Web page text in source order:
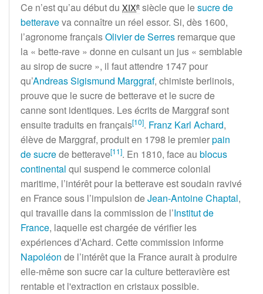
Ce n’est qu’au début du XIXe siècleque lesucre de
betteraveva connaître un réel essor. Si, dès 1600,
l’agronome françaisOlivier de Serres remarque que
la « bette-rave » donne en cuisant un jus « semblable
au sirop de sucre », il faut attendre 1747 pour
qu’Andreas Sigismund Marggraf, chimiste berlinois,
prouve que le sucre de betterave et le sucre de
canne sont identiques. Les écrits de Marggraf sont
ensuite traduits en français[10]. Franz Karl Achard,
élève de Marggraf, produit en 1798 le premierpain
de sucrede betterave[11]. En 1810, face au blocus
continental qui suspend le commerce colonial
maritime, l’intérêt pour la betterave est soudain ravivé
en France sous l’impulsion deJean-Antoine Chaptal,
qui travaille dans la commission de l’Institut de
France, laquelle est chargée de vérifier les
expériences d’Achard. Cette commission informe
Napoléon de l’intérêt que la France aurait à produire
elle-même son sucre car la culture betteravière est
rentable et l'extraction en cristaux possible.